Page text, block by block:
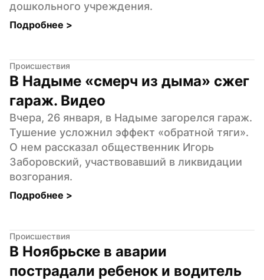
дошкольного учреждения.
Подробнее >
Происшествия
В Надыме «смерч из дыма» сжег
гараж. Видео
Вчера, 26 января, в Надыме загорелся гараж.
Тушение усложнил эффект «обратной тяги».
О нем рассказал общественник Игорь
Заборовский, участвовавший в ликвидации
возгорания.
Подробнее >
Происшествия
В Ноябрьске в аварии
пострадали ребенок и водитель